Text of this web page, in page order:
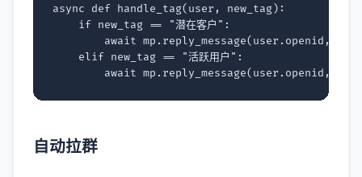
async
def handle_tag( user , new_tag):
if new_tag == "潜在客户" :
await mp . reply_message( user . openid ,
elif new_tag == "活跃用户" :
await mp . reply_message( user . openid ,
自动拉群